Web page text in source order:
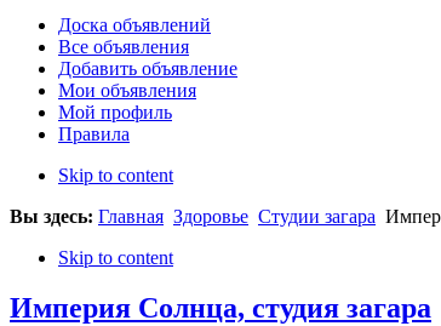
Доска объявлений
Все объявления
Добавить объявление
Мои объявления
Мой профиль
Правила
Skip to content
Вы здесь: Главная Здоровье Студии загара
Skip to content
Империя Солнца, студия загара